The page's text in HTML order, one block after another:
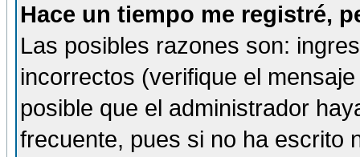
Hace un tiempo me registré,
Las posibles razones son:
incorrectos (verifique el
posible que el administrador
frecuente, pues si no ha escrito